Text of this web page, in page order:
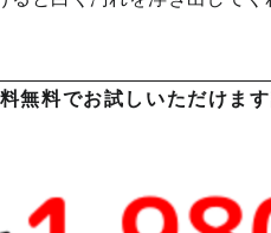
無料でお試しいただけま